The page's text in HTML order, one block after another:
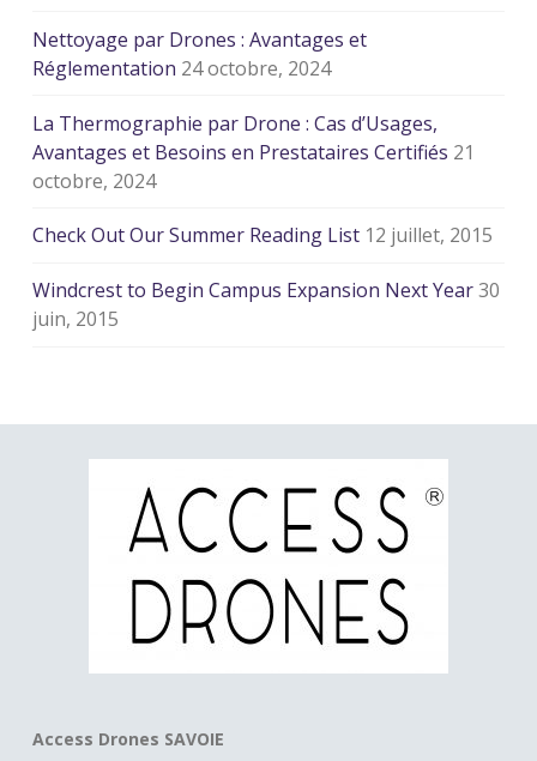
Nettoyage par Drones : Avantages et
Réglementation 24 octobre, 2024
La Thermographie par Drone : Cas d’Usages,
Avantages et Besoins en Prestataires Certifiés 21
octobre, 2024
Check Out Our Summer Reading List 12 juillet, 2015
Windcrest to Begin Campus Expansion Next Year30
juin, 2015
Access Drones SAVOIE